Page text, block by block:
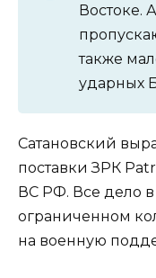
Востоке.
также
ударных
Сатановский
поставки ЗРК
ВС РФ. Все дело в
ограниченном
на военную